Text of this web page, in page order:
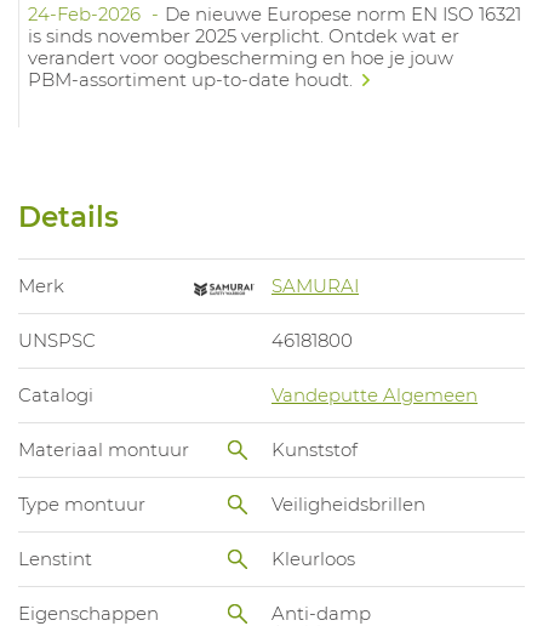
24-Feb-2026
De nieuwe Europese norm EN ISO 16321
is sinds november 2025 verplicht. Ontdek wat er
verandert voor oogbescherming en hoe je jouw
PBM‑assortiment up‑to‑date houdt.
Details
Merk SAMURAI
UNSPSC 46181800
Catalogi Vandeputte Algemeen
Materiaal montuur Kunststof
Type montuur Veiligheidsbrillen
Lenstint Kleurloos
Eigenschappen
Anti-damp